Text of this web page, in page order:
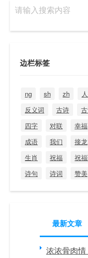
请输入搜索内容
边栏标签
ng sh zh
反义词
古诗
四字
对联 幸福
成语
我们 接龙
生肖
祝福 祝
诗句
诗词 赞美
最新文章
浓浓骨肉